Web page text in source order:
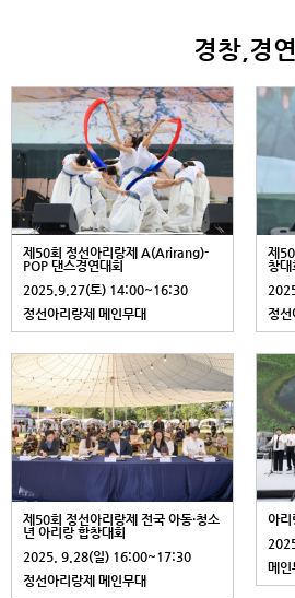
경창,경연
제50회 정선아리랑제 A(Arirang)-
POP 댄스경연대회
2025.9.27(토) 14:00~16:30
정선아리랑제 메인무대
제
창대
정선
제50회 정선아리랑제 전국 아동·청소
년 아리랑 합창대회
2025. 9.28(일) 16:00~17:30
정선아리랑제 메인무대
아리
메인